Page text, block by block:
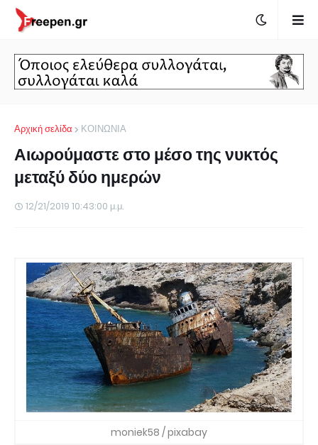
Αρχική σελίδα ΚΟΙΝΩΝΙΑ
Αιωρούμαστε στο μέσο της νυκτός
μεταξύ δύο ημερών
12/21/2019 10:43:00 μ.μ.
moniek58 / pixabay